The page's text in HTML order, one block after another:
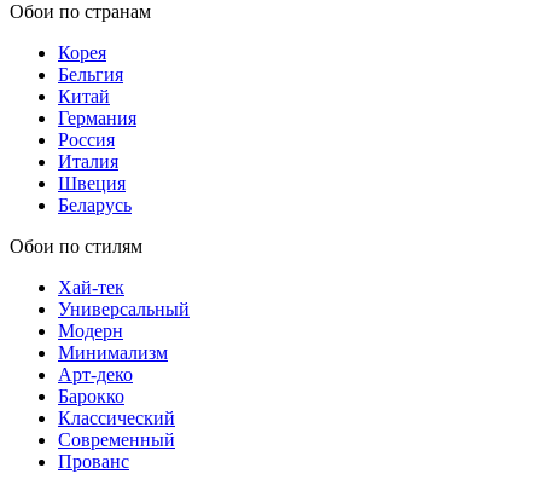
Обои по странам
Корея
Бельгия
Китай
Германия
Россия
Италия
Швеция
Беларусь
Обои по стилям
Хай-тек
Универсальный
Модерн
Минимализм
Арт-деко
Барокко
Классический
Современный
Прованс